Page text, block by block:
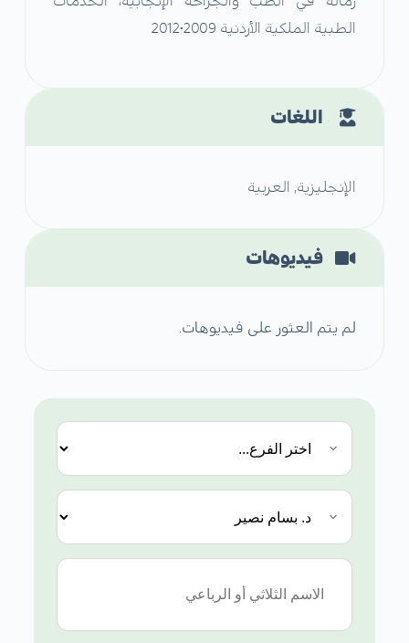
الطبية الملكية الأردنية 2009•2012
اللغات
الإنجليزية, العربية
فيديوهات
لم يتم العثور على فيديوهات.